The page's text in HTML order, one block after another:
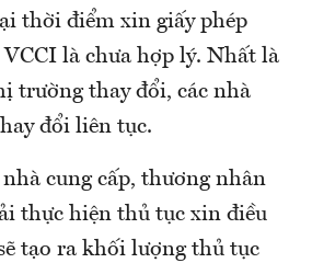
thời điểm xin giấy phép
là chưa hợp lý. Nhất là
trường thay đổi, các nhà
đổi liên tục.
cung cấp, thương nhân
thực hiện thủ tục xin điều
tạo ra khối lượng thủ tục